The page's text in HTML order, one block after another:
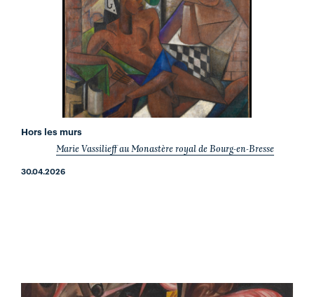
Hors les murs
Marie Vassilieff au Monastère royal de Bourg-en-Bresse
30.04.2026